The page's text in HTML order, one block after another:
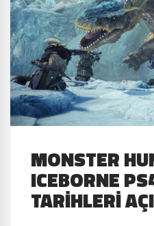
MONSTER
ICEBORNE
TARIHLERI